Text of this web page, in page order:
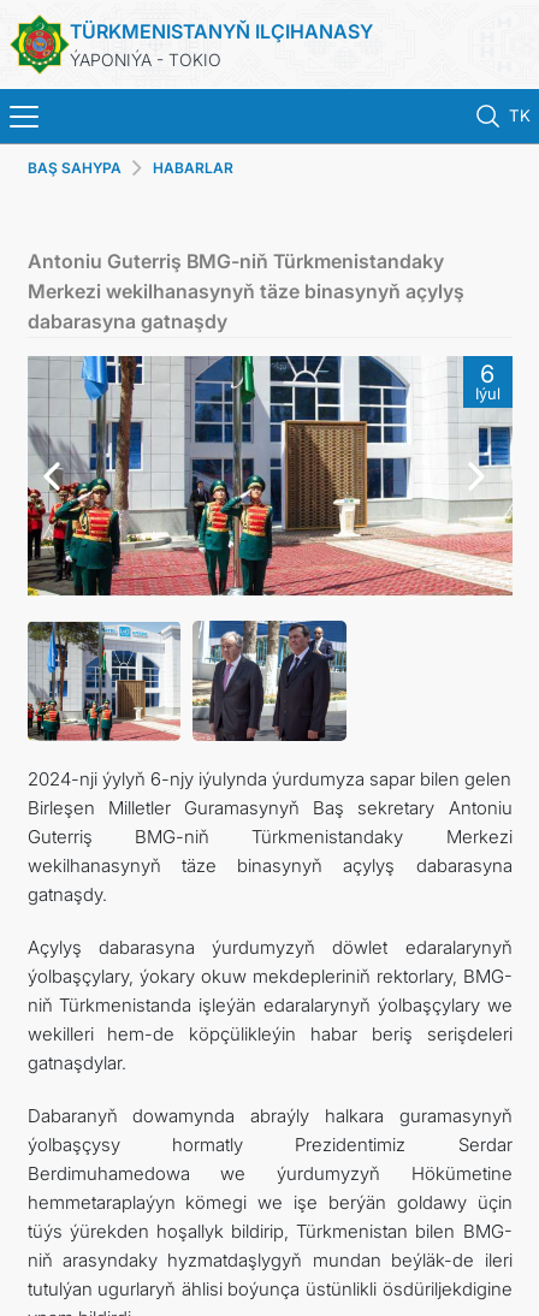
TÜRKMENISTANYŇ ILÇIHANASY
ÝAPONIÝA - TOKIO
TK
BAŞ SAHYPA
TÜRKMENISTAN
KONSULLYK HYZMATLARY
DIM
ARAGATNAŞYK
FOLLOW US ON INSTAGRAM
INVEST TO TURKMENISTAN! PROJECTS AND USEFUL
INFORMATION
BAŞ SAHYPA HABARLAR
Antoniu Guterriş BMG-niň Türkmenistandaky
Merkezi wekilhanasynyň täze binasynyň açylyş
dabarasyna gatnaşdy
6
Iýul
2024-nji ýylyň 6-njy iýulynda ýurdumyza sapar bilen gelen
Birleşen Milletler Guramasynyň Baş sekretary Antoniu
Guterriş BMG-niň Türkmenistandaky Merkezi
wekilhanasynyň täze binasynyň açylyş dabarasyna
gatnaşdy.
Açylyş dabarasyna ýurdumyzyň döwlet edaralarynyň
ýolbaşçylary, ýokary okuw mekdepleriniň rektorlary, BMG-
niň Türkmenistanda işleýän edaralarynyň ýolbaşçylary we
wekilleri hem-de köpçülikleýin habar beriş serişdeleri
gatnaşdylar.
Dabaranyň dowamynda abraýly halkara guramasynyň
ýolbaşçysy hormatly Prezidentimiz Serdar
Berdimuhamedowa we ýurdumyzyň Hökümetine
hemmetaraplaýyn kömegi we işe berýän goldawy üçin
tüýs ýürekden hoşallyk bildirip, Türkmenistan bilen BMG-
niň arasyndaky hyzmatdaşlygyň mundan beýläk-de ileri
tutulýan ugurlaryň ählisi boýunça üstünlikli ösdüriljekdigine